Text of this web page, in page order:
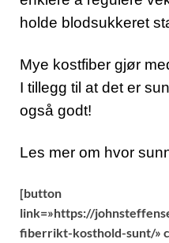
holde blodsukkeret
Mye kostfiber gjør
I tillegg til at det er
også godt!
Les mer om hvor
[button
link=»https://
fiberrikt-kosthold-sunt/»